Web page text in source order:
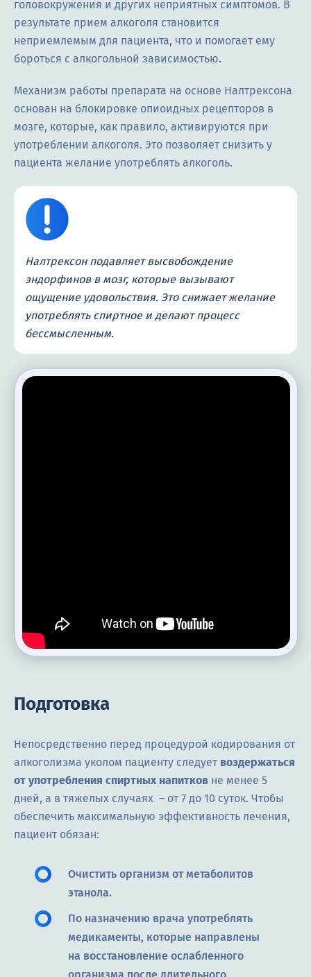
головокружения и других неприятных симптомов. В
результате прием алкоголя становится
неприемлемым для пациента, что и помогает ему
бороться с алкогольной зависимостью.
Механизм работы препарата на основе Налтрексона
основан на блокировке опиоидных рецепторов в
мозге, которые, как правило, активируются при
употреблении алкоголя. Это позволяет снизить у
пациента желание употреблять алкоголь.
Налтрексон подавляет высвобождение
эндорфинов в мозг, которые вызывают
ощущение удовольствия. Это снижает желание
употреблять спиртное и делают процесс
бессмысленным.
Подготовка
Непосредственно перед процедурой кодирования от
алкоголизма уколом пациенту следует воздержаться
от употребления спиртных напитков не менее 5
дней, а в тяжелых случаях – от 7 до 10 суток. Чтобы
обеспечить максимальную эффективность лечения,
пациент обязан:
Очистить организм от метаболитов
этанола.
По назначению врача употреблять
медикаменты, которые направлены
на восстановление ослабленного
организма после длительного